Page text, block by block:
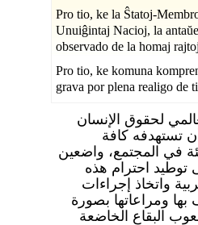
Pro tio, ke la Ŝtatoj-
Unuiĝintaj Nacioj, la
observado de la homaj
Pro tio, ke komuna
grava por plena realigo de
لحقوق الإنسان
تستهدفه كافة
في المجتمع، واضعين
توطيد احترام هذه
واتخاذ إجراءات
ومراعاتها بصورة
البقاع الخاضعة